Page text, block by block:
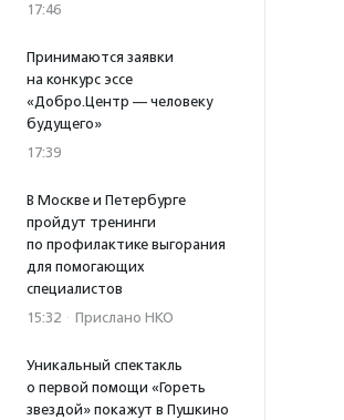
17:46
Принимаются заявки
на конкурс эссе
«Добро.Центр — человеку
будущего»
17:39
В Москве и Петербурге
пройдут тренинги
по профилактике выгорания
для помогающих
специалистов
15:32 · Прислано НКО
Уникальный спектакль
о первой помощи «Гореть
звездой» покажут в Пушкино